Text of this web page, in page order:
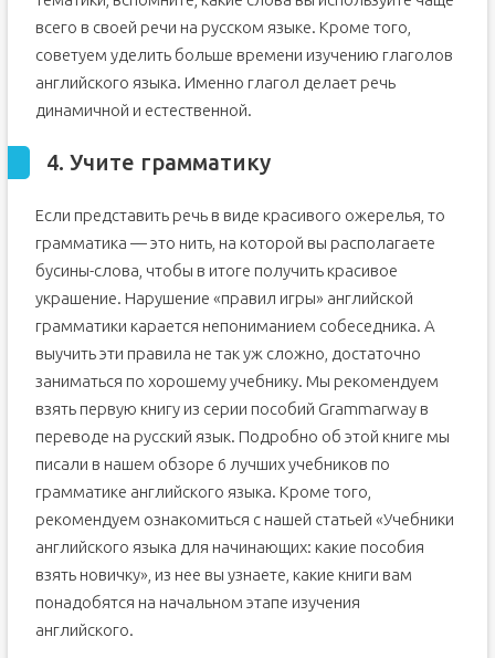
всего в своей речи на русском языке. Кроме того,
советуем уделить больше времени изучению глаголов
английского языка. Именно глагол делает речь
динамичной и естественной.
4. Учите грамматику
Если представить речь в виде красивого ожерелья, то
грамматика — это нить, на которой вы располагаете
бусины-слова, чтобы в итоге получить красивое
украшение. Нарушение «правил игры» английской
грамматики карается непониманием собеседника. А
выучить эти правила не так уж сложно, достаточно
заниматься по хорошему учебнику. Мы рекомендуем
взять первую книгу из серии пособий Grammarway в
переводе на русский язык. Подробно об этой книге мы
писали в нашем обзоре 6 лучших учебников по
грамматике английского языка. Кроме того,
рекомендуем ознакомиться с нашей статьей «Учебники
английского языка для начинающих: какие пособия
взять новичку», из нее вы узнаете, какие книги вам
понадобятся на начальном этапе изучения
английского.